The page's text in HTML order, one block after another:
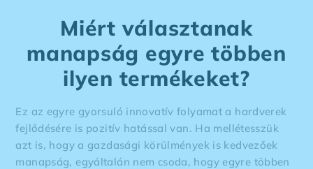
Miért választanak
manapság egyre többen
ilyen termékeket?
Ez az egyre gyorsuló innovatív folyamat a hardverek
fejlődésére is pozitív hatással van. Ha mellétesszük
azt is, hogy a gazdasági körülmények is kedvezőek
manapság, egyáltalán nem csoda, hogy egyre többen